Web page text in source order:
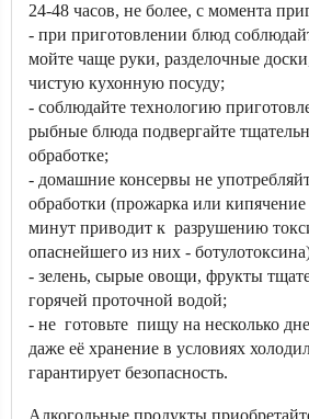
24-48 часов, не более, с момента
- при приготовлении блюд
мойте чаще руки, разделочные
чистую кухонную посуду;
- соблюдайте технологию
рыбные блюда подвергайте
обработке;
- домашние консервы не
обработки (прожарка или кипячение
минут приводит к разрушению
опаснейшего из них -
- зелень, сырые овощи, фрукты
горячей проточной водой;
- не готовьте пищу на несколько
даже её хранение в условиях
гарантирует безопасность.
Алкогольные продукты